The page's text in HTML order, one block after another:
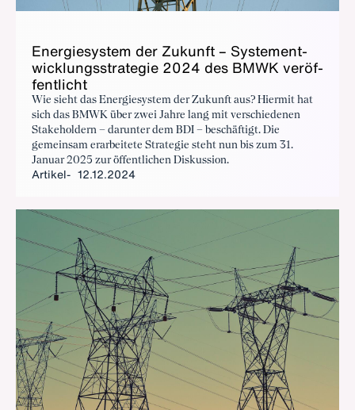
En­er­gie­sys­tem der Zu­kunft – Sys­tem­ent­
wick­lungs­stra­te­gie 2024 des BMWK ver­öf­
fent­licht
Wie sieht das Energiesystem der Zukunft aus? Hiermit hat
sich das BMWK über zwei Jahre lang mit verschiedenen
Stakeholdern – darunter dem BDI – beschäftigt. Die
gemeinsam erarbeitete Strategie steht nun bis zum 31.
Januar 2025 zur öffentlichen Diskussion.
Artikel 12.12.2024